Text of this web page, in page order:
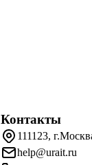
Контакты
111123,
help@urait.ru